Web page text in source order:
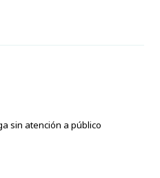
sin atención a público